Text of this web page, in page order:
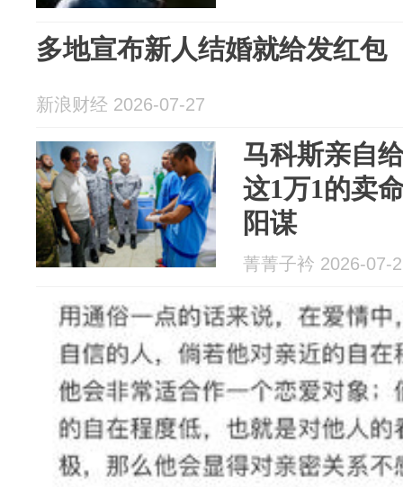
多地宣布新人结婚就给发红包
新浪财经 2026-07-27
马科斯亲自
这1万1的卖
阳谋
菁菁子衿 2026-07-